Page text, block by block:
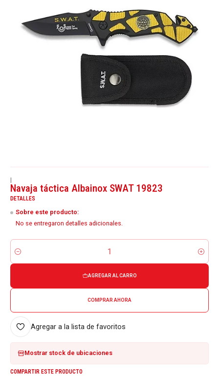
|
Navaja táctica Albainox SWAT 19823
DETALLES
Sobre este producto:
No se entregaron detalles adicionales.
Cantidad
AGREGAR AL CARRO
COMPRAR AHORA
Agregar a la lista de favoritos
Mostrar stock de ubicaciones
COMPARTIR ESTE PRODUCTO